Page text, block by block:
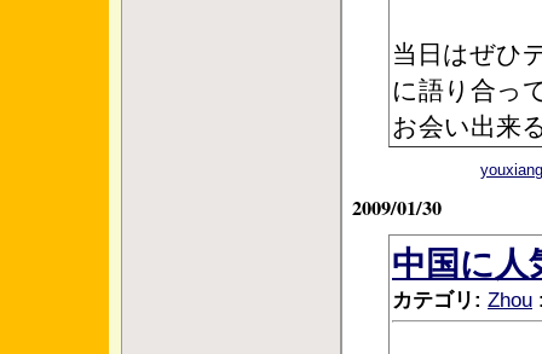
当日はぜひ
に語り合っ
お会い出来
2009/01/30
中国に人
カテゴリ: Zhou